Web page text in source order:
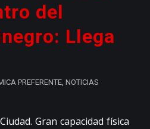
del
Llega
PREFERENTE, NOTICIAS
Gran capacidad física